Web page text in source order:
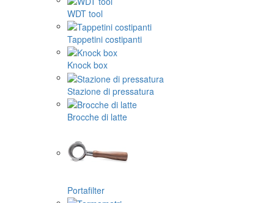
WDT tool
Tappetini costipanti
Knock box
Stazione di pressatura
Brocche di latte
Portafilter